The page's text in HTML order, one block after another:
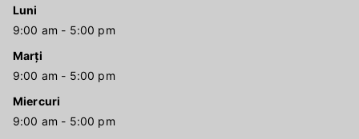
Luni
9:00 am - 5:00 pm
Marți
9:00 am - 5:00 pm
Miercuri
9:00 am - 5:00 pm